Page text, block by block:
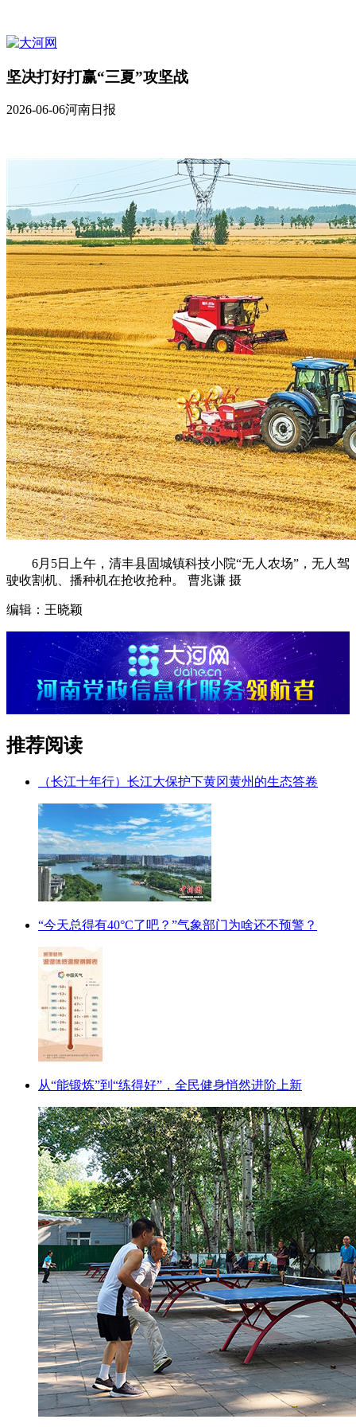
坚决打好打赢“三夏”攻坚战
2026-06-06河南日报
6月5日上午，清丰县固城镇科技小院“无人农场”，无人驾
驶收割机、播种机在抢收抢种。 曹兆谦 摄
编辑：王晓颖
推荐阅读
（长江十年行）长江大保护下黄冈黄州的生态答卷
“今天总得有40°C了吧？”气象部门为啥还不预警？
从“能锻炼”到“练得好”，全民健身悄然进阶上新